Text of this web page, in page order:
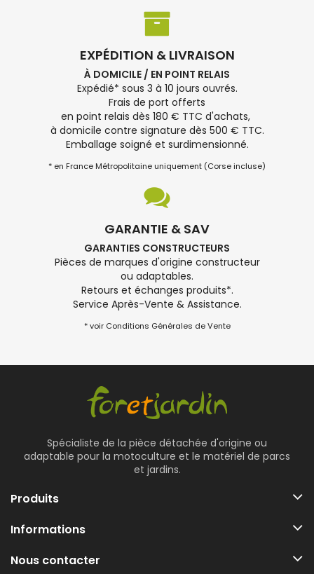
EXPÉDITION & LIVRAISON
À DOMICILE / EN POINT RELAIS
Expédié* sous 3 à 10 jours ouvrés.
Frais de port offerts
en point relais dès 180 € TTC d'achats,
à domicile contre signature dès 500 € TTC.
Emballage soigné et surdimensionné.
* en France Métropolitaine uniquement (Corse incluse)
GARANTIE & SAV
GARANTIES CONSTRUCTEURS
Pièces de marques d'origine constructeur
ou adaptables.
Retours et échanges produits*.
Service Après-Vente & Assistance.
* voir Conditions Générales de Vente
Spécialiste de la pièce détachée d'origine ou
adaptable pour la motoculture et le matériel de parcs
et jardins.
Produits
Informations
Nous contacter